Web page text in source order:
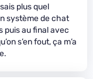
plus quel
système de chat
puis au final avec
s’en fout, ça m’a